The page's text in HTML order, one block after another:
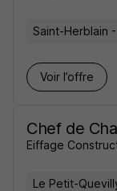
Saint-Herblain
Voir l’offre
Chef de
Eiffage
Le Petit-